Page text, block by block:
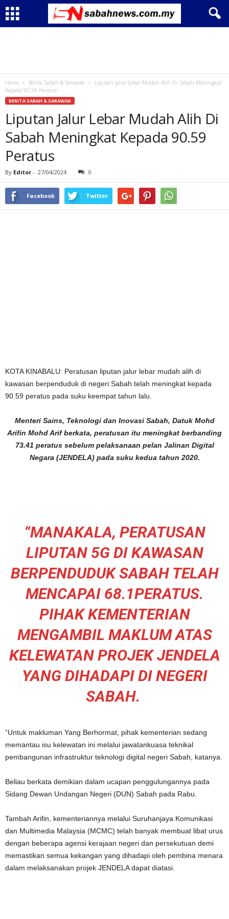
Home Berita Sabah & Sarawak
Liputan Jalur Lebar Mudah Alih Di Sabah Meningkat
Kepada 90.59 Peratus
BERITA SABAH & SARAWAK
Liputan Jalur Lebar Mudah Alih Di
Sabah Meningkat Kepada 90.59
Peratus
By Editor - 27/04/2024 0
Facebook Twitter
KOTA KINABALU: Peratusan liputan jalur lebar mudah alih di
kawasan berpenduduk di negeri Sabah telah meningkat kepada
90.59 peratus pada suku keempat tahun lalu.
Menteri Sains, Teknologi dan Inovasi Sabah, Datuk Mohd
Arifin Mohd Arif berkata, peratusan itu meningkat berbanding
73.41 peratus sebelum pelaksanaan pelan Jalinan Digital
Negara (JENDELA) pada suku kedua tahun 2020.
“MANAKALA, PERATUSAN
LIPUTAN 5G DI KAWASAN
BERPENDUDUK SABAH TELAH
MENCAPAI 68.1PERATUS.
PIHAK KEMENTERIAN
MENGAMBIL MAKLUM ATAS
KELEWATAN PROJEK JENDELA
YANG DIHADAPI DI NEGERI
SABAH.
“Untuk makluman Yang Berhormat, pihak kementerian sedang
memantau isu kelewatan ini melalui jawatankuasa teknikal
pembangunan infrastruktur teknologi digital negeri Sabah, katanya.
Beliau berkata demikian dalam ucapan penggulungannya pada
Sidang Dewan Undangan Negeri (DUN) Sabah pada Rabu.
Tambah Arifin, kementeriannya melalui Suruhanjaya Komunikasi
dan Multimedia Malaysia (MCMC) telah banyak membuat libat urus
dengan beberapa agensi kerajaan negeri dan persekutuan demi
memastikan semua kekangan yang dihadapi oleh pembina menara
dalam melaksanakan projek JENDELA dapat diatasi.